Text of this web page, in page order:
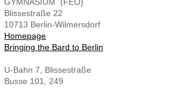
Blissestraße 22
10713 Berlin-Wilmersdorf
Homepage
Bringing the Bard to Berlin
U-Bahn 7, Blissestraße
Busse 101, 249